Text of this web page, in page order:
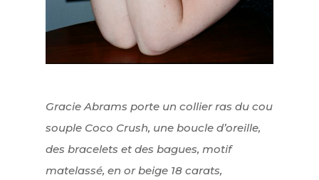
Gracie Abrams porte un collier ras du cou
souple Coco Crush, une boucle d’oreille,
des bracelets et des bagues, motif
matelassé, en or beige 18 carats,